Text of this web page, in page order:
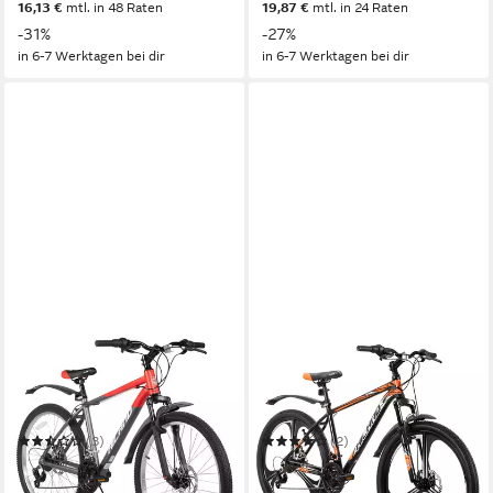
16,13 € mtl. in 48 Raten
-31%
in 6-7 Werktagen bei dir
19,87 € mtl. in 24 Raten
-27%
in 6-7 Werktagen bei dir
Mountainbike 26 27 29 Zoll
Herren-Mountainbike,MTB
Fahrrad für Erwachsene
150 kg Zul. Gesamtgewicht
(3)
ab 284,99 € 349,99 €
14,16 €mtl. in 24 Raten
Mountainbike 26 Zoll
Mountainbike für
Erwachsene für Männer,
Frauen, Studenten
150 kg Zul. Gesamtgewicht
(2)
319,99 € 399,99 €
15,89 €mtl. in 24 Raten